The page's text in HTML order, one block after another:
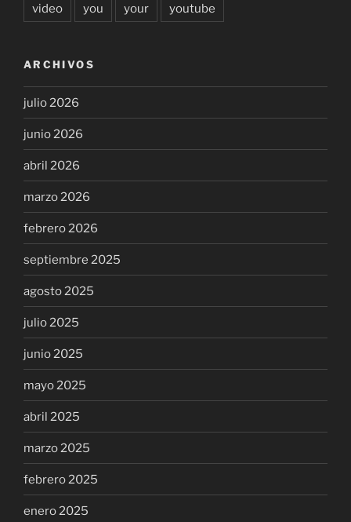
video you your youtube
ARCHIVOS
julio 2026
junio 2026
abril 2026
marzo 2026
febrero 2026
septiembre 2025
agosto 2025
julio 2025
junio 2025
mayo 2025
abril 2025
marzo 2025
febrero 2025
enero 2025